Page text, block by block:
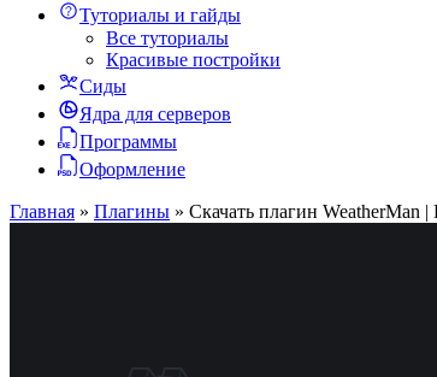
Туториалы и гайды
Все туториалы
Красивые постройки
Сиды
Ядра для серверов
Программы
Оформление
Главная » Плагины » Скачать плагин WeatherMan